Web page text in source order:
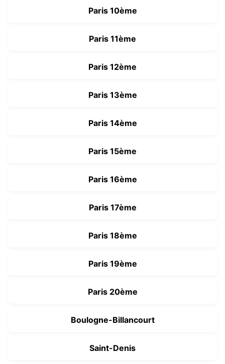
Paris 10ème
Paris 11ème
Paris 12ème
Paris 13ème
Paris 14ème
Paris 15ème
Paris 16ème
Paris 17ème
Paris 18ème
Paris 19ème
Paris 20ème
Boulogne-Billancourt
Saint-Denis